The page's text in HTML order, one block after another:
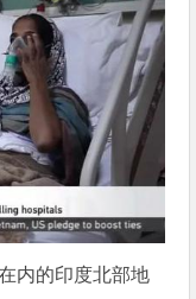
内的印度北部地